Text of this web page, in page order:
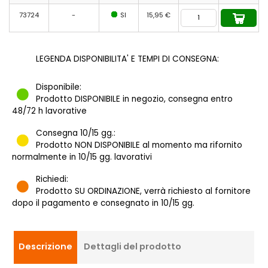
73724 - SI 15,95 €
LEGENDA DISPONIBILITA' E TEMPI DI CONSEGNA:
Disponibile:
Prodotto DISPONIBILE in negozio, consegna entro
48/72 h lavorative
Consegna 10/15 gg.:
Prodotto NON DISPONIBILE al momento ma rifornito
normalmente in 10/15 gg. lavorativi
Richiedi:
Prodotto SU ORDINAZIONE, verrà richiesto al fornitore
dopo il pagamento e consegnato in 10/15 gg.
Descrizione Dettagli del prodotto